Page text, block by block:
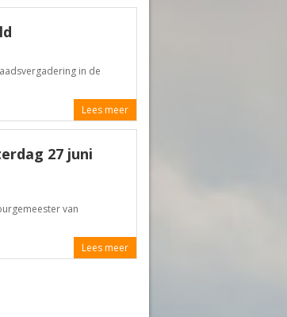
in de
Lees meer
27 juni
van
Lees meer